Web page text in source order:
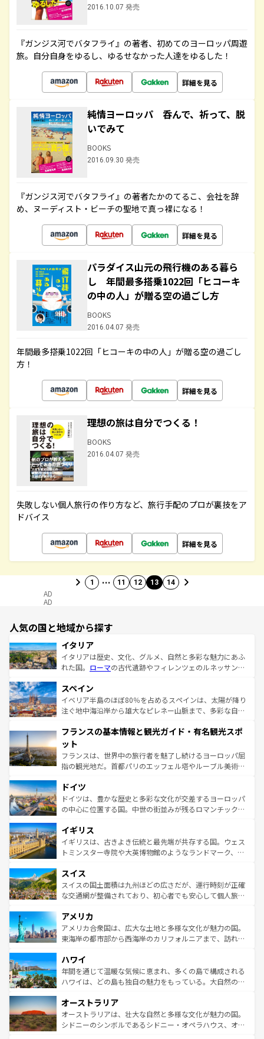
2016.10.07 発売
『ガンジス河でバタフライ』の著者、初めてのヨーロッパ周遊
旅。自分自身をゆるし、ゆるせなかった人達をゆるした！
詳細を見る
純情ヨーロッパ 呑んで、祈って、脱
いでみて
BOOKS
2016.09.30 発売
『ガンジス河でバタフライ』の著者たかのてるこ、会社を辞
め、ヌーディスト・ビーチの聖地で真っ裸になる！
詳細を見る
パラダイス山元の飛行機のある暮ら
し 年間最多搭乗1022回「ヒコーキ
の中の人」が贈る空の過ごし方
BOOKS
2016.04.07 発売
年間最多搭乗1022回「ヒコーキの中の人」が贈る空の過ごし
方！
詳細を見る
理想の旅は自分でつくる！
BOOKS
2016.04.07 発売
失敗しない個人旅行の作り方など、旅行手配のプロが裏技をア
ドバイス
詳細を見る
1 … 11 12 13 14
AD
AD
人気の国と地域から探す
イタリア
イタリアは歴史、文化、グルメ、自然と多彩な魅力にあふ
れた国。 ローマの古代遺跡やフィレンツェのルネッサンス
ろん、トスカーナの美しい田園風景やアマルフィ海岸の絶
景など、自然景観も見逃せない。観光の合間には、本場の
ピザやパスタなど、絶品のイタリア料理を堪能することも
ませてくれるイタリアで、忘れられない旅をしてみよう！
なお、新着のイタリア情報は
しい。
スペイン
イベリア半島のほぼ80％を占めるスペインは、太陽が降り
注ぐ地中海沿岸から雄大なピレネー山脈まで、多彩な自然
文化が根付くこの国では、情熱的なフラメンコ、熱気あふ
れる闘牛、そして美味しいタパスが生活の一部となってい
る。首都マドリードの洗練された雰囲気や、バルセロナの
アートに溢れた街角から、地方では古代ローマ遺跡や中世
せる。地方によって風土や気候が異なるスペインはその個
性で訪れる人を魅了する。 なお、新着のスペイン情報は コ
ンテンツ一覧を参照してほしい。
フランスの基本情報と観光ガイド・有名観光スポ
ット
フランスは、世界中の旅行者を魅了し続けるヨーロッパ屈
指の観光地だ。首都パリのエッフェル塔やルーブル美術館
で、幅広い魅力が詰まっている。華麗な宮殿、歴史的な大
聖堂、美しいビーチ、そして豊かな自然が、訪れる者を心
から魅了する。また、フランスは美食の国としても知ら
いる。シャンパンの発祥地であるランス、プロヴァンスの
香り高いラベンダー畑など、多彩な楽しみ方が可能だ。さ
らに、パリ以外の地域にも魅力が溢れており、どの街角に
れる地方に足を運ぶとそれぞれで全く異なる文化を体験で
きるだろう。 なお、新着のフランス情報はコンテンツ一覧
を参照してほしい。
ドイツ
ドイツは、豊かな歴史と多彩な文化が交差するヨーロッパ
の中心に位置する国。中世の街並みが残るロマンチック街
顔を持つこの国は、どこを歩いても飽きることがない。ベ
ルリンの文化的活気、バイエルン州のアルプスの絶景、そ
してライン川沿いのワイン畑といった風景は必見。ビール
は、お酒好きな人にはぜひ体験してほしい。 なお、新着の
ドイツ情報はコンテンツ一覧を参照してほしい。
イギリス
イギリスは、古きよき伝統と最先端が共存する国。ウェス
トミンスター寺院や大英博物館のようなランドマーク、歴
リアごとに異なる魅力がある。また、優雅なアフタヌーン
ティー、ビール好きにはたまらない英国パブ、サッカー観
戦など、本場だからこそできる体験も豊富。イギリスを旅
ンツ一覧を参照してほしい。
スイス
スイスの国土面積は九州ほどの広さだが、運行時刻が正確
な交通網が整備されており、初心者でも安心して個人旅行
の建物がそのまま残る町や、スイスならではのユニークな
博物館もあり、アルプス観光だけでなく町歩きも満喫する
ことができる。国民の所得が高いため物価も高いが、旅行
ば市内交通費無料で観光を楽しむこともできる。 なお、新
着のスイス情報はコンテンツ一覧 を参照してほしい。
アメリカ
アメリカ合衆国は、広大な土地と多様な文化が魅力の国。
東海岸の都市部から西海岸のカリフォルニアまで、訪れる
のような巨大都市は、観光、ショッピング、エンターテイ
ンメントが詰まった刺激的なスポットだ。一方、アメリカ
西部には大自然が広がり、グランドキャニオンやイエロー
部のニューオーリンズでは、音楽と美食が融合した独特の
文化が魅力。旅行者はアメリカの各地域で異なる魅力を楽
しみながら、その多様性と豊かな歴史を感じることができ
ハワイ
年間を通じて温暖な気候に恵まれ、多くの島で構成される
ハワイは、どの島も独自の魅力をもっている。大自然の神
ワイ島は見逃せない。また、定番の観光地といえばオアフ
島だが、静かな自然を求めるならマウイ島やカウアイ島が
おすすめ。エメラルドグリーンに輝く海をはじめ、豊かな
オーストラリア
オーストラリアは、壮大な自然と多様な文化が魅力の国。
シドニーのシンボルであるシドニー・オペラハウス、オー